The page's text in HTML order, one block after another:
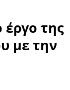
της
με την